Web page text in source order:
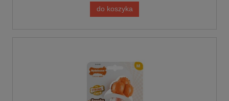
do koszyka